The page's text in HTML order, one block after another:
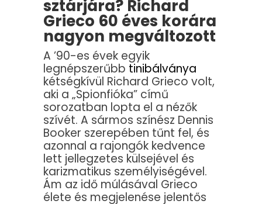
sztárjára? Richard
Grieco 60 éves korára
nagyon megváltozott
A ’90-es évek egyik
legnépszerűbb tinibálványa
kétségkívül Richard Grieco volt,
aki a „Spionfióka” című
sorozatban lopta el a nézők
szívét. A sármos színész Dennis
Booker szerepében tűnt fel, és
azonnal a rajongók kedvence
lett jellegzetes külsejével és
karizmatikus személyiségével.
Ám az idő múlásával Grieco
élete és megjelenése jelentős